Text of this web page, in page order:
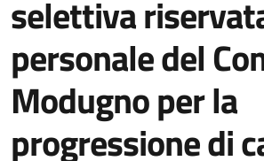
selettiva
personale del
Modugno per la
progressione di